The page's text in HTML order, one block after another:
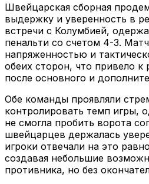
Швейцарская сборная
выдержку и уверенность в
встречи с Колумбией,
пенальти со счетом 4-3.
напряженностью и
обеих сторон, что привело к
после основного и
Обе команды проявляли
контролировать темп игры,
не смогла пробить ворота
швейцарцев держалась
игроки отвечали на это
создавая небольшие
противника, но без